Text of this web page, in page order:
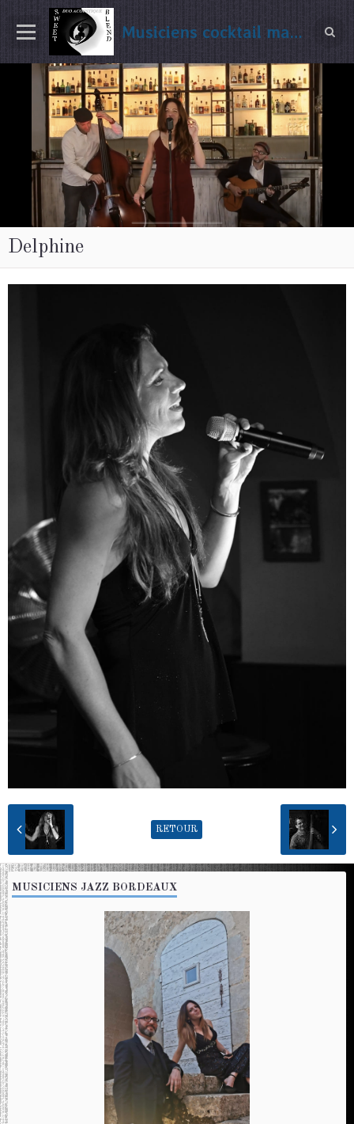
Musiciens cocktail mariage Gironde
Delphine
RETOUR
MUSICIENS JAZZ BORDEAUX